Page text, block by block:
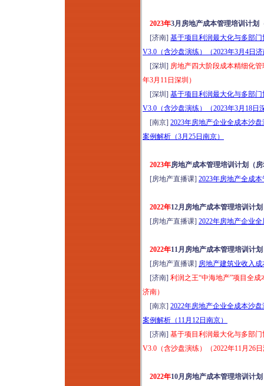
2023年3月房地产成本管理培训计划
[济南] 基于项目利润最大化与多部
V3.0（含沙盘演练）（2023年3月4日
[深圳] 房地产四大阶段成本精细化
年3月11日深圳）
[深圳] 基于项目利润最大化与多部
V3.0（含沙盘演练）（2023年3月18日
[南京] 2023年房地产企业全成本沙
案例解析（3月25日南京）
2023年房地产成本管理培训计划（
[房地产直播课] 2023年房地产全成
2022年12月房地产成本管理培训计
[房地产直播课] 2022年房地产企业
2022年11月房地产成本管理培训计
[房地产直播课] 房地产建筑业收入
[济南] 利润之王“中海地产”项目全
济南）
[南京] 2022年房地产企业全成本沙
案例解析（11月12日南京）
[济南] 基于项目利润最大化与多部
V3.0（含沙盘演练）（2022年11月26
2022年10月房地产成本管理培训计